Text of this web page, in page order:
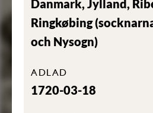
Danmark, Jylland,
Ringkøbing
och Nysogn)
ADLAD
1720-03-18